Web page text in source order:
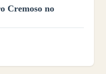
Cremoso no